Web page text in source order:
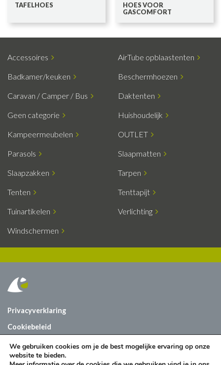
TAFELHOES
HOES VOOR
GASCOMFORT
Accessoires AirTube opblaastenten
Badkamer/keuken Beschermhoezen
Caravan / Camper / Bus Daktenten
Geen categorie Huishoudelijk
Kampeermeubelen OUTLET
Parasols Slaapmatten
Slaapzakken Tarpen
Tenten Tenttapijt
Tuinartikelen Verlichting
Windschermen
Privacyverklaring
Cookiebeleid
Vacatures
Contact
We gebruiken cookies om je de best mogelijke ervaring op onze
website te bieden.